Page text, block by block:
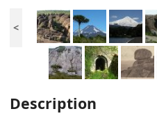
<
Description